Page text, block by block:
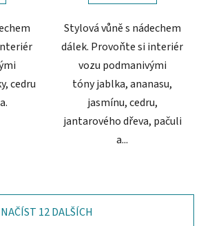
cedru
Stylová vůně s nádechem
dálek. Provoňte si interiér
vozu podmanivými
tóny jablka, ananasu,
jasmínu, cedru,
jantarového dřeva, pačuli
a...
NAČÍST 12 DALŠÍCH